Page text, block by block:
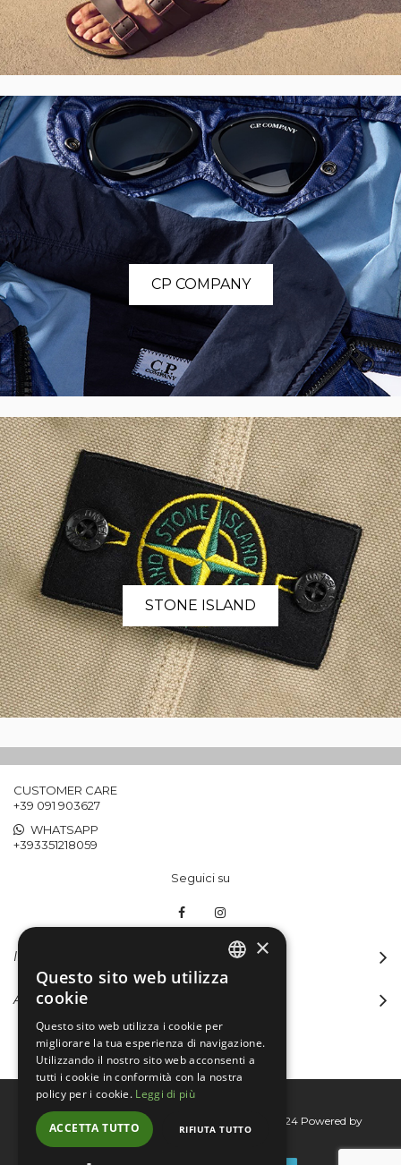
CP COMPANY
STONE ISLAND
CUSTOMER CARE
+39 091 903627
WHATSAPP
+393351218059
Seguici su
INFORMAZIONI
ACCOUNT
Bertini group srl © 2015-2026 - P.I. 06076830824 Powered by
Connecta
×
Questo sito web utilizza
cookie
Questo sito web utilizza i cookie per
migliorare la tua esperienza di navigazione.
Utilizzando il nostro sito web acconsenti a
tutti i cookie in conformità con la nostra
policy per i cookie. Leggi di più
ACCETTA TUTTO RIFIUTA TUTTO